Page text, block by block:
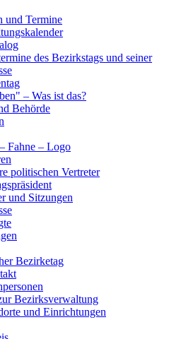
und Termine
des Bezirkstags und seiner
– Was ist das?
Behörde
Fahne – Logo
politischen Vertreter
und Sitzungen
Bezirketag
Bezirksverwaltung
und Einrichtungen